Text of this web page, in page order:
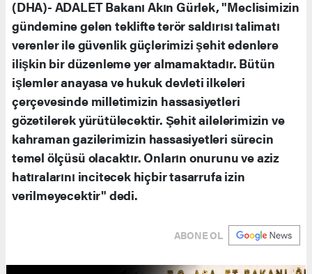
(DHA)- ADALET Bakanı Akın Gürlek, "Meclisimizin
gündemine gelen teklifte terör saldırısı talimatı
verenler ile güvenlik güçlerimizi şehit edenlere
ilişkin bir düzenleme yer almamaktadır. Bütün
işlemler anayasa ve hukuk devleti ilkeleri
çerçevesinde milletimizin hassasiyetleri
gözetilerek yürütülecektir. Şehit ailelerimizin ve
kahraman gazilerimizin hassasiyetleri sürecin
temel ölçüsü olacaktır. Onların onurunu ve aziz
hatıralarını incitecek hiçbir tasarrufa izin
verilmeyecektir" dedi.
ABONE OL